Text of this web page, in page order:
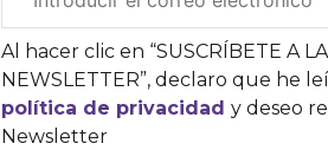
electrónico
corporativo
Al hacer clic en “SUSCRÍBETE A LA
NEWSLETTER”, declaro que he
política de privacidady deseo
Newsletter